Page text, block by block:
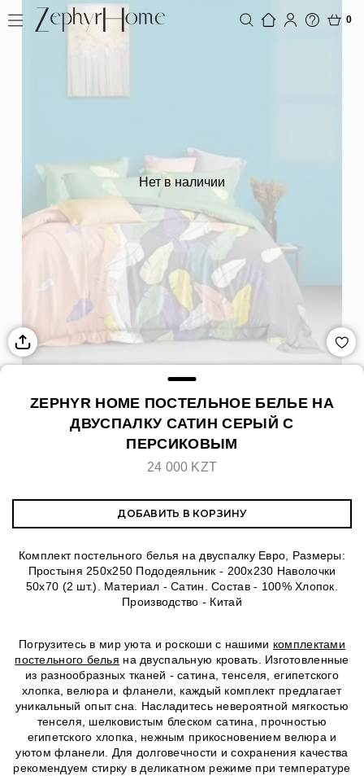
0
Нет в наличии
ZEPHYR HOME ПОСТЕЛЬНОЕ БЕЛЬЕ НА
ДВУСПАЛКУ САТИН СЕРЫЙ С
ПЕРСИКОВЫМ
24 000 KZT
ДОБАВИТЬ В КОРЗИНУ
Комплект постельного белья на двуспалку Евро, Размеры:
Простыня 250х250 Пододеяльник - 200х230 Наволочки
50х70 (2 шт.). Материал - Сатин. Состав - 100% Хлопок.
Производство - Китай
Погрузитесь в мир уюта и роскоши с нашими комплектами
постельного белья на двуспальную кровать. Изготовленные
из разнообразных тканей - сатина, тенселя, египетского
хлопка, велюра и фланели, каждый комплект предлагает
уникальный опыт сна. Насладитесь невероятной мягкостью
тенселя, шелковистым блеском сатина, прочностью
египетского хлопка, нежным прикосновением велюра и
уютом фланели. Для долговечности и сохранения качества
рекомендуем стирку в деликатном режиме при температуре